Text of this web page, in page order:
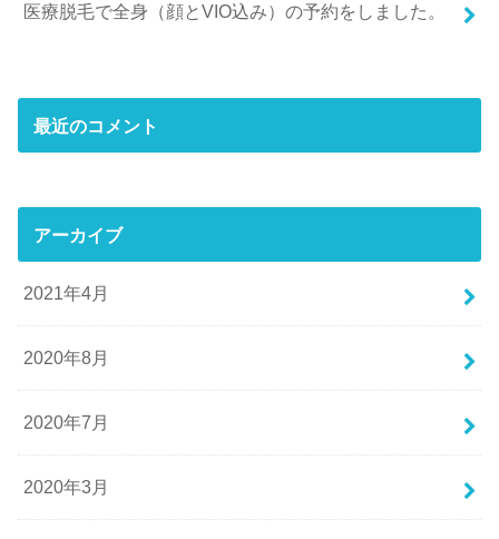
医療脱毛で全身（顔とVIO込み）の予約をしました。
最近のコメント
アーカイブ
2021年4月
2020年8月
2020年7月
2020年3月